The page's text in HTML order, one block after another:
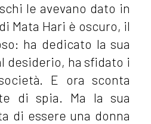
le avevano dato in
Mata Hari è oscuro, il
ha dedicato la sua
desiderio, ha sfidato i
E ora sconta
di spia. Ma la sua
di essere una donna